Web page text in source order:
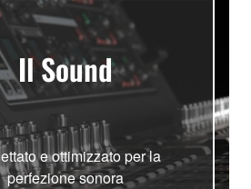
Il Sound
e ottimizzato per la
perfezione sonora